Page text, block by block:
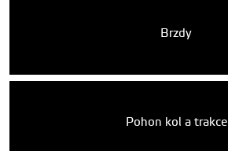
Brzdy
Pohon kol a trakce